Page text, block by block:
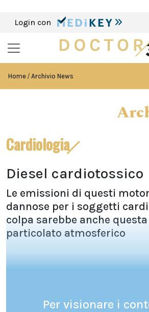
Login con
Home Archivio News
Cardiologia
Diesel cardiotossico
Le emissioni di questi
dannose per i soggetti
colpa sarebbe anche
particolato atmosferico
Per visionare i